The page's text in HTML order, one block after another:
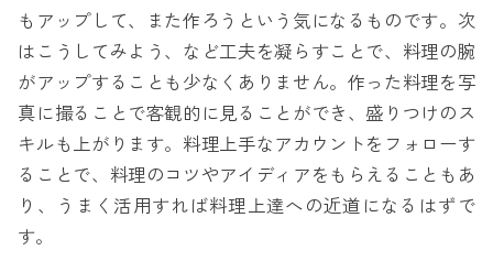
もアップして、また作ろうという気になるものです。次
はこうしてみよう、など工夫を凝らすことで、料理の腕
がアップすることも少なくありません。作った料理を写
真に撮ることで客観的に見ることができ、盛りつけのス
キルも上がります。料理上手なアカウントをフォローす
ることで、料理のコツやアイディアをもらえることもあ
り、うまく活用すれば料理上達への近道になるはずで
す。